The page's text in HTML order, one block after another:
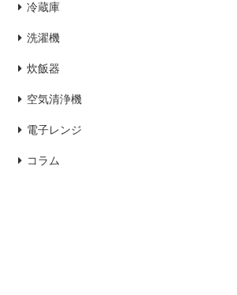
冷蔵庫
洗濯機
炊飯器
空気清浄機
電子レンジ
コラム